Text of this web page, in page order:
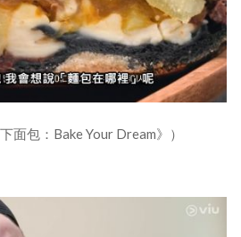
面包：Bake Your Dream》）